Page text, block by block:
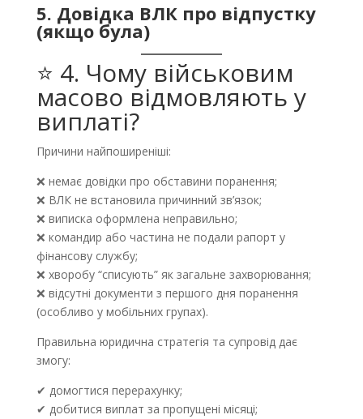
5. Довідка ВЛК про відпустку
(якщо була)
⭐ 4. Чому військовим
масово відмовляють у
виплаті?
Причини найпоширеніші:
❌ немає довідки про обставини поранення;
❌ ВЛК не встановила причинний зв’язок;
❌ виписка оформлена неправильно;
❌ командир або частина не подали рапорт у
фінансову службу;
❌ хворобу “списують” як загальне захворювання;
❌ відсутні документи з першого дня поранення
(особливо у мобільних групах).
Правильна юридична стратегія та супровід дає
змогу:
✔ домогтися перерахунку;
✔ добитися виплат за пропущені місяці;